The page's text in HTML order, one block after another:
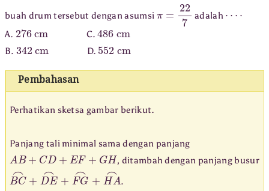
buah drum tersebut dengan asumsi 227 adalah
A. 276 C. 486
B. 342 D. 552
Pembahasan
Perhatikan sketsa gambar berikut.
Panjang tali minimal sama dengan panjang
AB+ C D+E F +GH , ditambah dengan panjang busur
BC⌢ + DE⌢ + G⌢ +H A⌢ .